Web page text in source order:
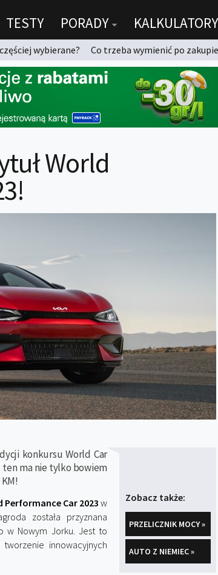
TESTY PORADY KALKULATORY
wybierane? Co trzeba wymienić po
World
Zobacz także:
PRZELICZNIK MOCY »
AUTO Z NIEMIEC »
konkursu World Car
ten ma nie tylko bowiem
Car 2023 w
została przyznana
w Nowym Jorku. Jest to
innowacyjnych